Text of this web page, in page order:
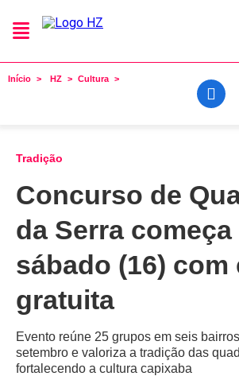
Início HZ Cultura
Tradição
Concurso de
da Serra
sábado (16) com
gratuita
Evento reúne 25 grupos em seis
setembro e valoriza a tradição das
fortalecendo a cultura capixaba